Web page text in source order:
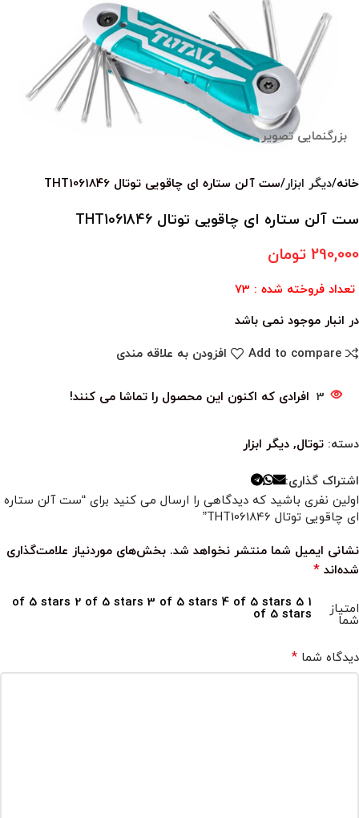
بزرگنمایی تصویر
خانه دیگر ابزار ست آلن ستاره ای چاقویی توتال THT1061846
ست آلن ستاره ای چاقویی توتال THT1061846
290,000 تومان
تعداد فروخته شده : 73
در انبار موجود نمی باشد
Add to compare
افزودن به علاقه مندی
3 افرادی که اکنون این محصول را تماشا می کنند!
دسته: توتال, دیگر ابزار
اشتراک گذاری:
اولین نفری باشید که دیدگاهی را ارسال می کنید برای “ست آلن ستاره
ای چاقویی توتال THT1061846”
نشانی ایمیل شما منتشر نخواهد شد. بخش‌های موردنیاز علامت‌گذاری
شده‌اند *
امتیاز
شما
1 of 5 stars
2 of 5 stars 3 of 5 stars 4 of 5 stars 5
of 5 stars
دیدگاه شما *